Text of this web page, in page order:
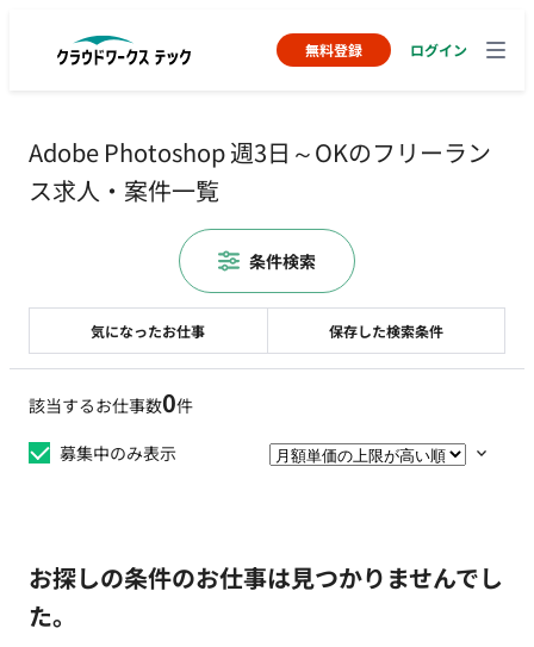
無料登録 ログイン
Adobe Photoshop 週3日～OKのフリーラン
ス求人・案件一覧
該当するお仕事数0件
募集中のみ表示
お探しの条件のお仕事は見つかりませんでし
た。
気になったお仕事 保存した検索条件
条件検索